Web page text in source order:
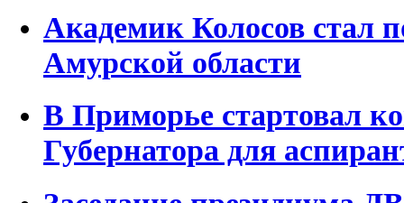
Академик Колосов стал
Амурской области
В Приморье стартовал
Губернатора для